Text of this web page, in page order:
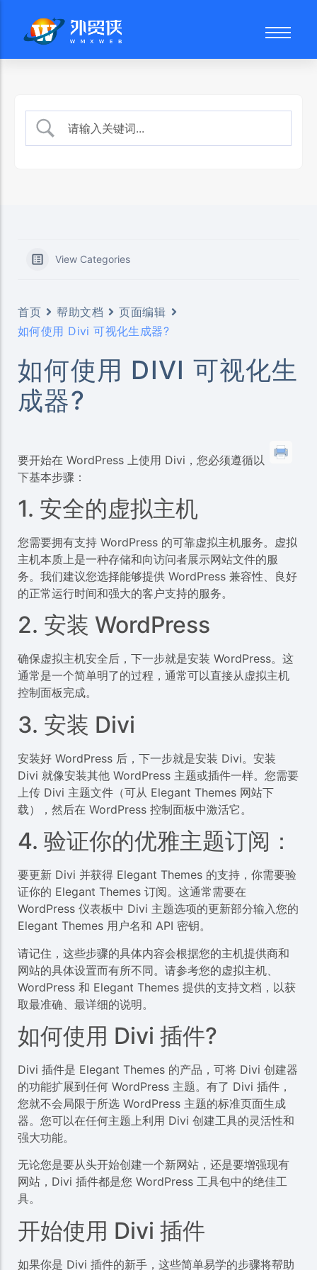
外贸网站建设
SEO文案写作
数字营销顾问
品牌故事
建站流程
常见问题
网站后台
产品管理
文章发布
View Categories
首页 帮助文档
页面编辑
如何使用 Divi 可视化生成器?
如何使用 DIVI 可视化生
成器?
要开始在 WordPress 上使用 Divi，您必须遵循以
下基本步骤：
1. 安全的虚拟主机
您需要拥有支持 WordPress 的可靠虚拟主机服务。虚拟
主机本质上是一种存储和向访问者展示网站文件的服
务。我们建议您选择能够提供 WordPress 兼容性、良好
的正常运行时间和强大的客户支持的服务。
2. 安装 WordPress
确保虚拟主机安全后，下一步就是安装 WordPress。这
通常是一个简单明了的过程，通常可以直接从虚拟主机
控制面板完成。
3. 安装 Divi
安装好 WordPress 后，下一步就是安装 Divi。安装
Divi 就像安装其他 WordPress 主题或插件一样。您需要
上传 Divi 主题文件（可从 Elegant Themes 网站下
载），然后在 WordPress 控制面板中激活它。
4. 验证你的优雅主题订阅：
要更新 Divi 并获得 Elegant Themes 的支持，你需要验
证你的 Elegant Themes 订阅。这通常需要在
WordPress 仪表板中 Divi 主题选项的更新部分输入您的
Elegant Themes 用户名和 API 密钥。
请记住，这些步骤的具体内容会根据您的主机提供商和
网站的具体设置而有所不同。请参考您的虚拟主机、
WordPress 和 Elegant Themes 提供的支持文档，以获
取最准确、最详细的说明。
如何使用 Divi 插件?
Divi 插件是 Elegant Themes 的产品，可将 Divi 创建器
的功能扩展到任何 WordPress 主题。有了 Divi 插件，
您就不会局限于所选 WordPress 主题的标准页面生成
器。您可以在任何主题上利用 Divi 创建工具的灵活性和
强大功能。
无论您是要从头开始创建一个新网站，还是要增强现有
网站，Divi 插件都是您 WordPress 工具包中的绝佳工
具。
开始使用 Divi 插件
如果你是 Divi 插件的新手，这些简单易学的步骤将帮助